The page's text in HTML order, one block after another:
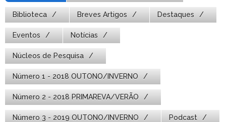
Biblioteca Breves Artigos Destaques
Eventos Notícias
Núcleos de Pesquisa
Número 1 - 2018 OUTONO/INVERNO
Número 2 - 2018 PRIMAREVA/VERÃO
Número 3 - 2019 OUTONO/INVERNO Podcast